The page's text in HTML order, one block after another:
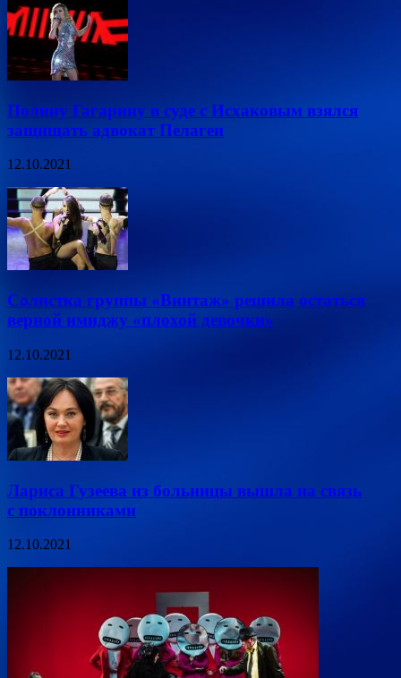
Полину Гагарину в суде с Исхаковым взялся
защищать адвокат Пелагеи
12.10.2021
Солистка группы «Винтаж» решила остаться
верной имиджу «плохой девочки»
12.10.2021
Лариса Гузеева из больницы вышла на связь
с поклонниками
12.10.2021